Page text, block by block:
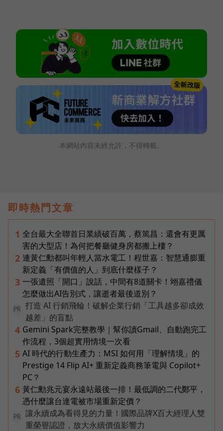
本網站內容未經允許，不得轉載。
即時熱門文章
1 全台最大全聯首日業績破百萬，蔡篤昌：還會有更厲
害的大型店！為何把餐廳健身房都搬上樓？
2 連黃仁勳都叫年輕人當水電工！程世嘉：智慧通膨重
新定義「有價值的人」到底什麼樣子？
3 一張遺照「開口」說話，中間有8道關卡！翊嘉禮儀
怎麼做出AI告別式，讓逝者最後道別？
PR
打造 AI 行銷飛輪！破解企業行銷「工具越多卻成效
越差」的盲點
4 Gemini Spark完整教學｜幫你讀Gmail、自動跑完工
作流程，3個超實用情境一次看
5 AI 時代的行動生產力：MSI 如何用「理解情境」的
Prestige 14 Flip AI+ 重新定義商務筆電與 Copilot+
PC？
6 黃仁勳兆元宴永遠站最後一排！最低調的二代鄭平，
憑什麼讓台達電被市場重新定價？
PR
讓永續成為看得見的力量！國際品牌X百大經理人雙
重榮譽認證，放大永續價值影響力